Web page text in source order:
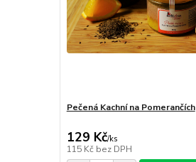
Pečená Kachní na Pomerančích
129 Kč/ks
115 Kč bez DPH